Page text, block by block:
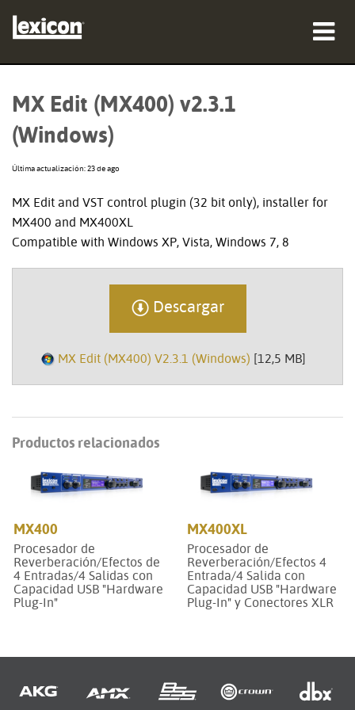
dónde comprar
capacitación
MX Edit (MX400) v2.3.1
(Windows)
Última actualización: 23 de ago
MX Edit and VST control plugin (32 bit only), installer for
MX400 and MX400XL
Compatible with Windows XP, Vista, Windows 7, 8
Descargar
MX Edit (MX400) V2.3.1 (Windows) [12,5 MB]
Productos relacionados
MX400
Procesador de
Reverberación/Efectos de
4 Entradas/4 Salidas con
Capacidad USB "Hardware
Plug-In"
MX400XL
Procesador de
Reverberación/Efectos 4
Entrada/4 Salida con
Capacidad USB "Hardware
Plug-In" y Conectores XLR